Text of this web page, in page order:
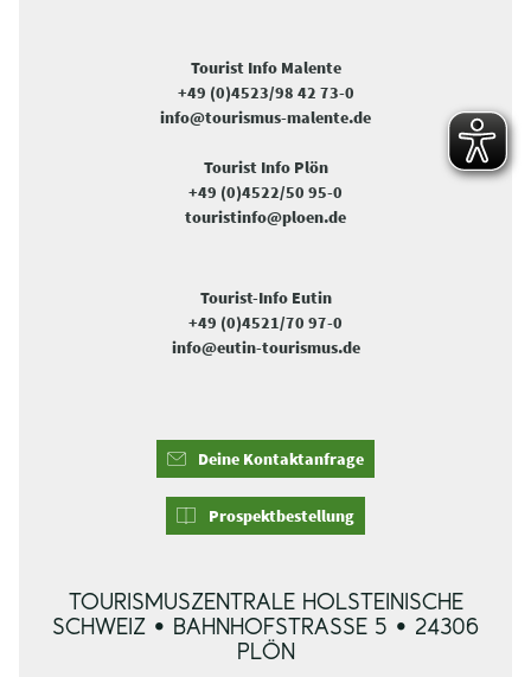
Tourist Info Malente
+49 (0)4523/98 42 73-0
info@tourismus-malente.de
Tourist Info Plön
+49 (0)4522/50 95-0
touristinfo@ploen.de
Tourist-Info Eutin
+49 (0)4521/70 97-0
info@eutin-tourismus.de
Deine Kontaktanfrage
Prospektbestellung
TOURISMUSZENTRALE HOLSTEINISCHE
SCHWEIZ • BAHNHOFSTRASSE 5 • 24306 P
LÖN